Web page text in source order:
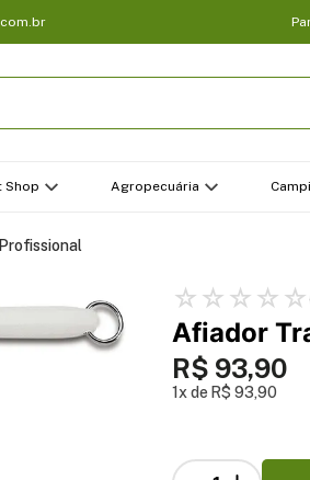
Shop Agropecuária
☆ ☆ ☆ ☆ ☆
Afiador
R$ 93,90
1 R$ 93,90